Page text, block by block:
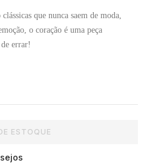
que nunca saem de moda,
o coração é uma peça
errar!
ESTOQUE